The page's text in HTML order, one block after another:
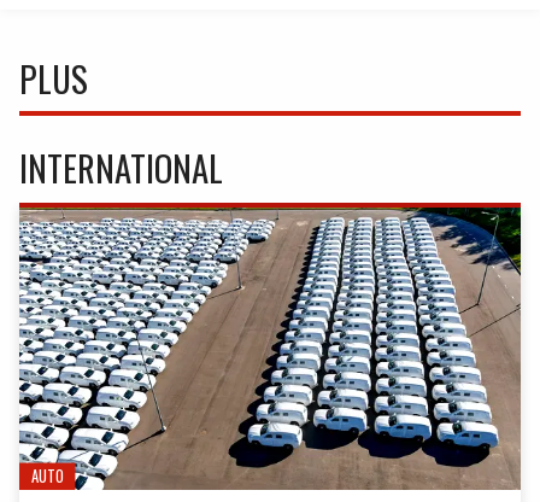
PLUS
INTERNATIONAL
AUTO